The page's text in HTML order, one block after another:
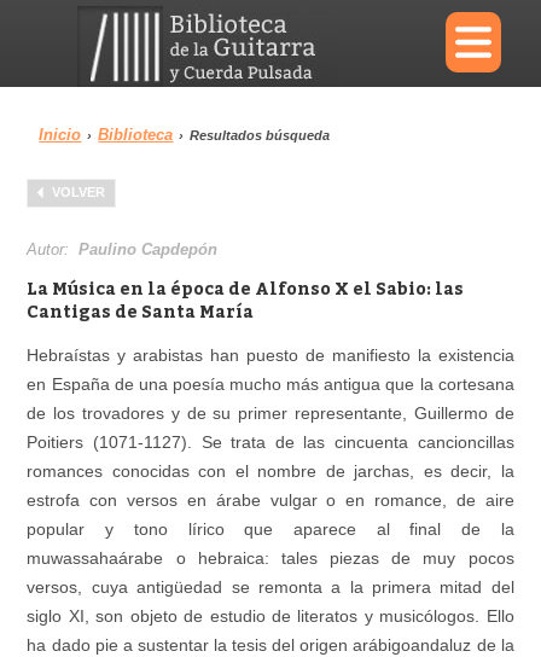
×
Menu
Biblioteca
Área personal
Inicio › Biblioteca › Resultados búsqueda
VOLVER
Autor:Paulino Capdepón
La Música en la época de Alfonso X el Sabio: las
Cantigas de Santa María
Hebraístas y arabistas han puesto de manifiesto la existencia
en España de una poesía mucho más antigua que la cortesana
de los trovadores y de su primer representante, Guillermo de
Poitiers (1071-1127). Se trata de las cincuenta cancioncillas
romances conocidas con el nombre de jarchas, es decir, la
estrofa con versos en árabe vulgar o en romance, de aire
popular y tono lírico que aparece al final de la
muwassahaárabe o hebraica: tales piezas de muy pocos
versos, cuya antigüedad se remonta a la primera mitad del
siglo XI, son objeto de estudio de literatos y musicólogos. Ello
ha dado pie a sustentar la tesis del origen arábigoandaluz de la